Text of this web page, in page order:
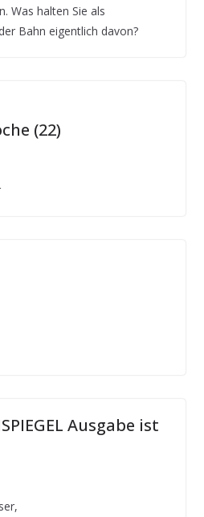
Was halten Sie als
Bahn eigentlich davon?
(22)
Ausgabe ist